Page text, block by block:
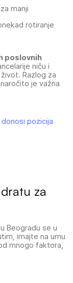
manji
rotiranje
poslovnih
niču i
Razlog za
naročito je važna
pozicija
za
Beogradu se u
imajte na umu
mnogo faktora,